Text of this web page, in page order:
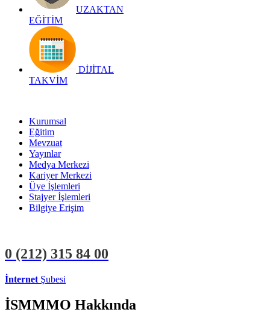
UZAKTAN
EĞİTİM
DİJİTAL
TAKVİM
Kurumsal
Eğitim
Mevzuat
Yayınlar
Medya Merkezi
Kariyer Merkezi
Üye İşlemleri
Stajyer İşlemleri
Bilgiye Erişim
0 (212) 315 84 00
İnternet Şubesi
İSMMMO Hakkında